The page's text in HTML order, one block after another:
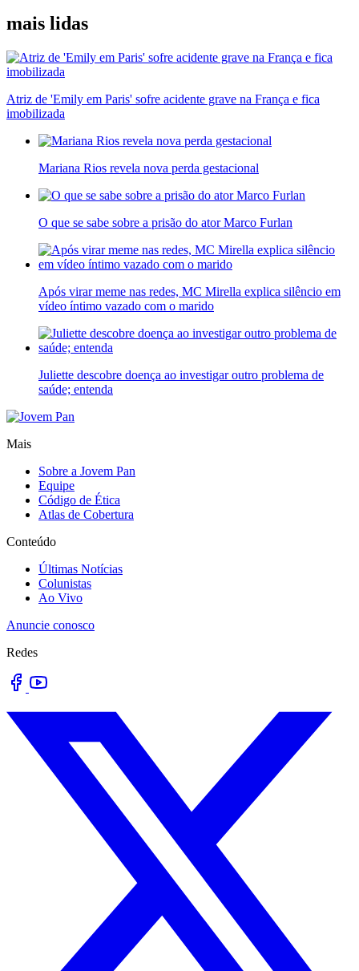
mais lidas
Atriz de 'Emily em Paris' sofre acidente grave na França e fica
imobilizada
Mariana Rios revela nova perda gestacional
O que se sabe sobre a prisão do ator Marco Furlan
Após virar meme nas redes, MC Mirella explica silêncio em
vídeo íntimo vazado com o marido
Juliette descobre doença ao investigar outro problema de
saúde; entenda
Mais
Sobre a Jovem Pan
Equipe
Código de Ética
Atlas de Cobertura
Conteúdo
Últimas Notícias
Colunistas
Ao Vivo
Anuncie conosco
Redes